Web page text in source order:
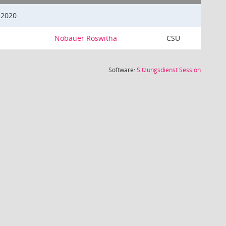
Nöbauer Roswitha CSU
Software:SitzungsdienstSession(Wird in